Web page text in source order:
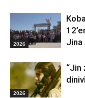
2026
Jina
2026
“Jin